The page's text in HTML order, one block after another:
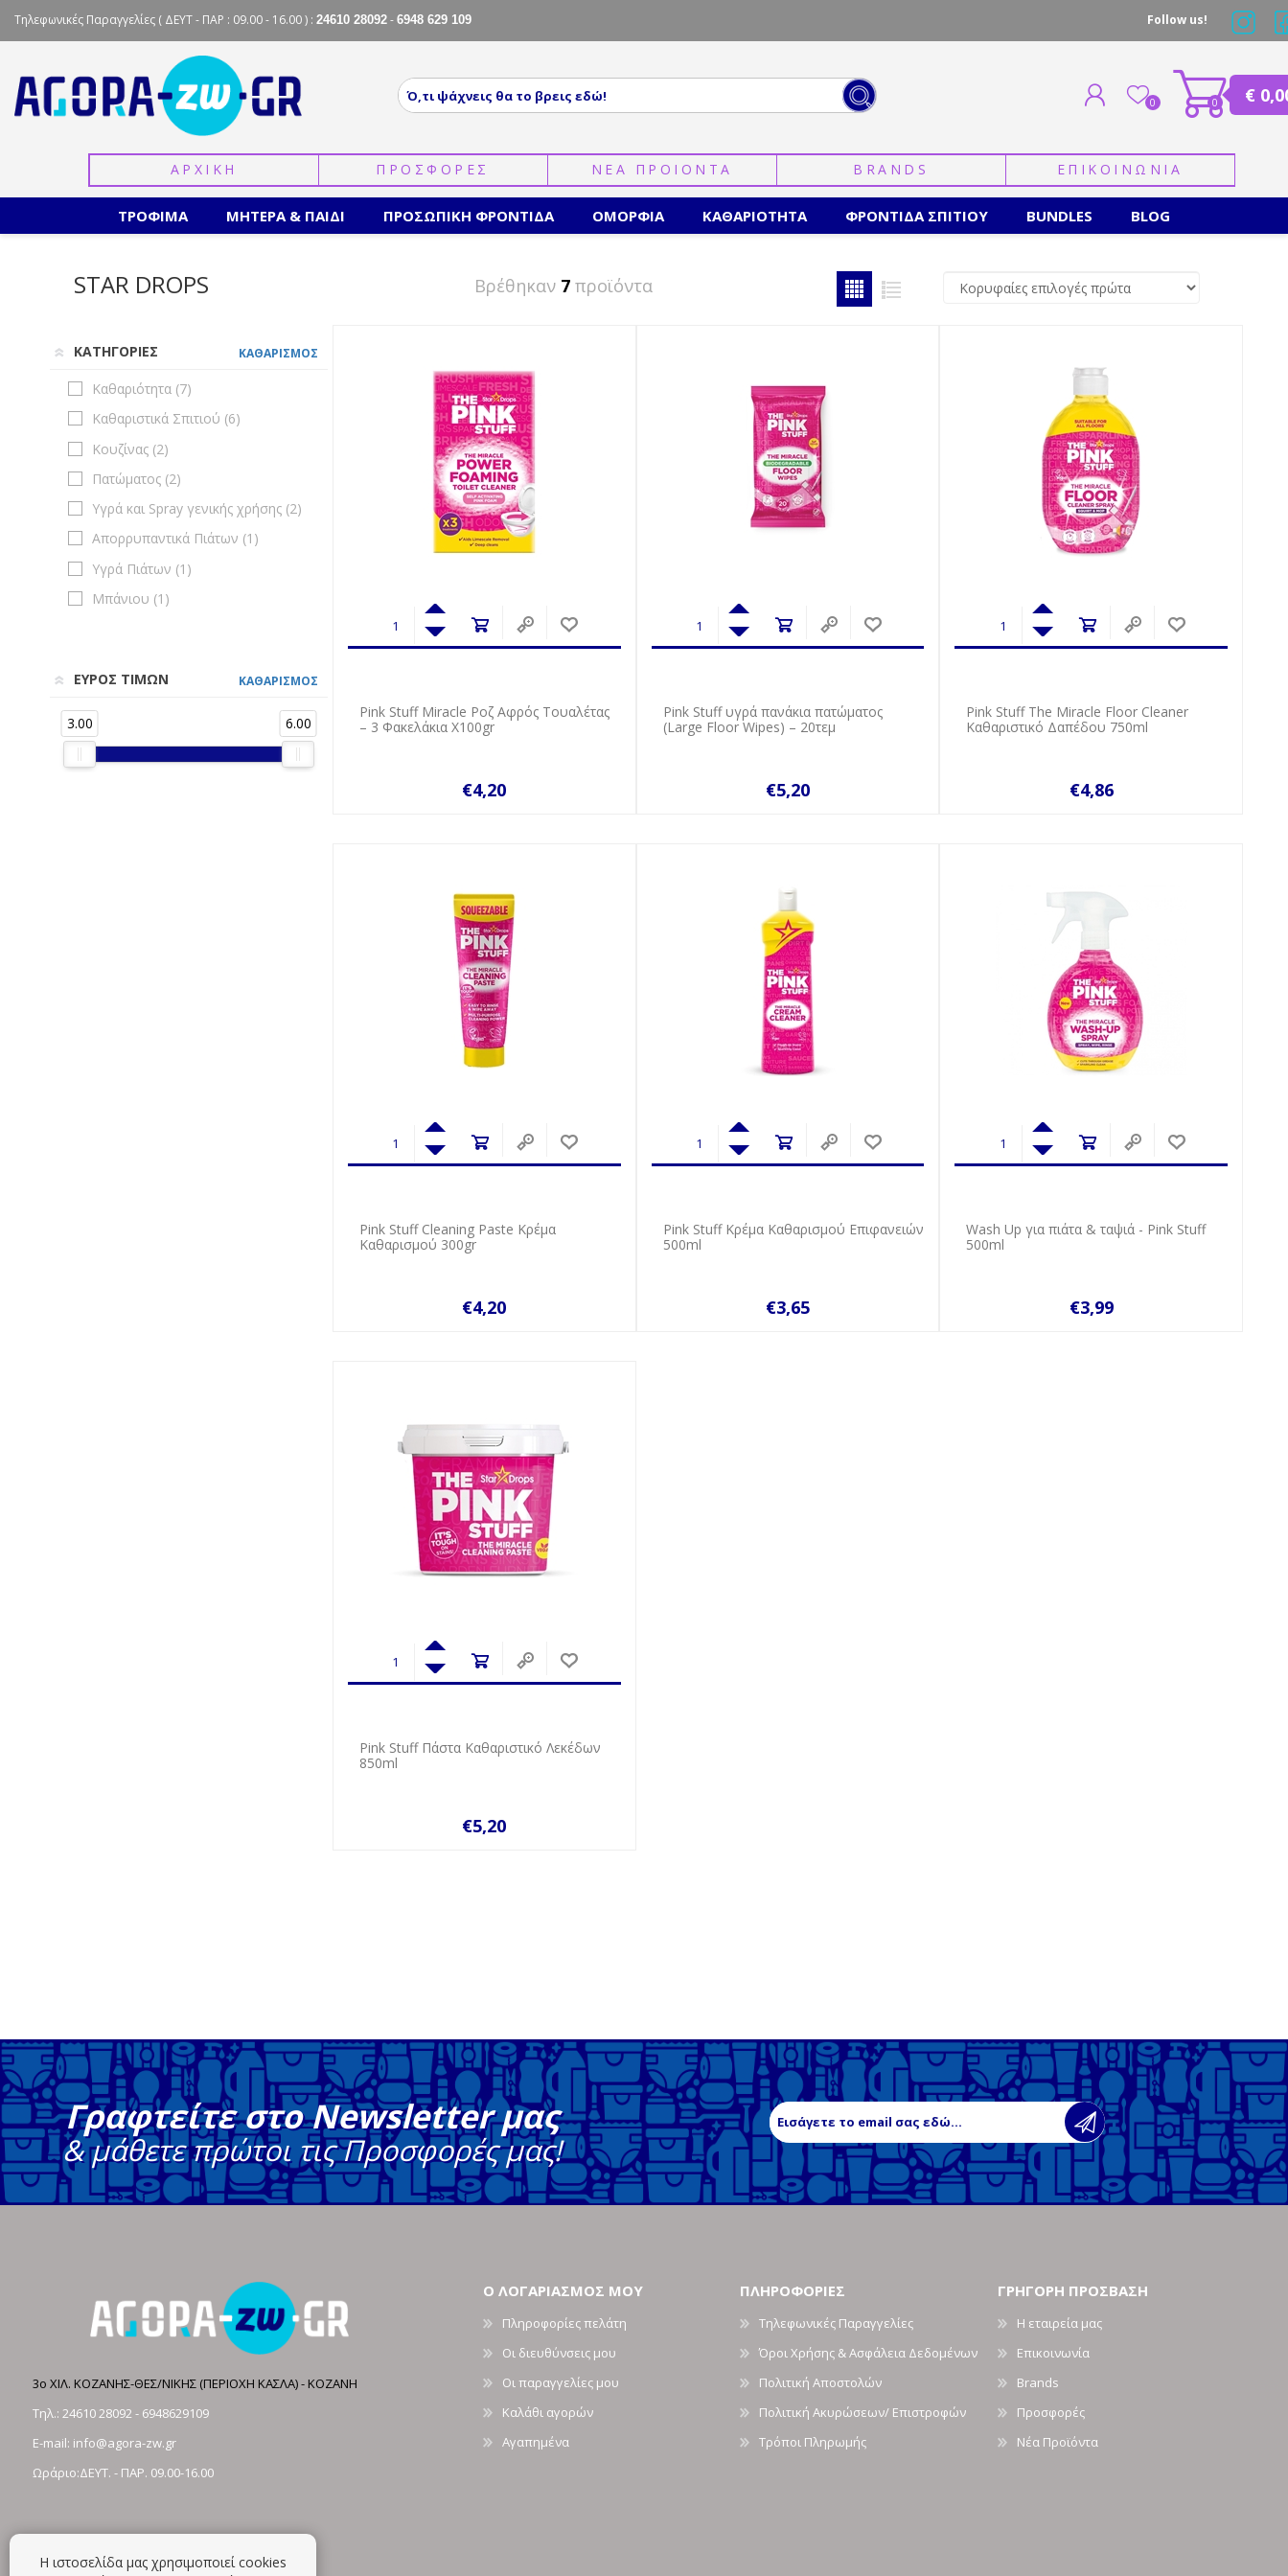
Τηλεφωνικές Παραγγελίες ( ΔΕΥΤ - ΠΑΡ : 09.00 - 16.00 ) : 24610 28092 - 6948 629 109 Follow us!
ΣΥΝΔΕΣΗ
0 €
0
ΑΡΧΙΚΗ ΠΡΟΣΦΟΡΕΣ ΝΕΑ ΠΡΟΙΟΝΤΑ BRANDS ΕΠΙΚΟΙΝΩΝΙΑ
ΤΡΟΦΙΜΑ ΜΗΤΕΡΑ & ΠΑΙΔΙ ΠΡΟΣΩΠΙΚΗ ΦΡΟΝΤΙΔΑ ΟΜΟΡΦΙΑ ΚΑΘΑΡΙΟΤΗΤΑ ΦΡΟΝΤΙΔΑ ΣΠΙΤΙΟΥ BUNDLES BLOG
STAR DROPS Βρέθηκαν 7 προϊόντα
ΚΑΤΗΓΟΡΙΕΣ ΚΑΘΑΡΙΣΜΟΣ
Καθαριότητα (7)
Καθαριστικά Σπιτιού (6)
Κουζίνας (2)
Πατώματος (2)
Υγρά και Spray γενικής χρήσης (2)
Απορρυπαντικά Πιάτων (1 )
Υγρά Πιάτων (1 )
Μπάνιου (1 )
ΕΥΡΟΣ ΤΙΜΩΝ ΚΑΘΑΡΙΣΜΟΣ
3.00 6.00
Pink Stuff Miracle Ροζ Αφρός Τουαλέτας
– 3 Φακελάκια X100gr
€4,20
Pink Stuff υγρά πανάκια πατώματος
(Large Floor Wipes) – 20τεμ
€5,20
Pink Stuff The Miracle Floor Cleaner
Καθαριστικό Δαπέδου 750ml
€4,86
Pink Stuff Cleaning Paste Κρέμα
Καθαρισμού 300gr
€4,20
Pink Stuff Κρέμα Καθαρισμού Επιφανειών
500ml
€3,65
Wash Up για πιάτα & ταψιά - Pink Stuff
500ml
€3,99
Pink Stuff Πάστα Καθαριστικό Λεκέδων
850ml
€5,20
Γραφτείτε στο Newsletter μας
& μάθετε πρώτοι τις Προσφορές μας!
3ο ΧΙΛ. ΚΟΖΑΝΗΣ-ΘΕΣ/ΝΙΚΗΣ (ΠΕΡΙΟΧΗ ΚΑΣΛΑ) - ΚΟΖΑΝΗ
Τηλ.: 24610 28092- 6948629109
E-mail: info@agora-zw.gr
Ωράριο:ΔΕΥΤ. - ΠΑΡ. 09.00-16.00
Ο ΛΟΓΑΡΙΑΣΜΟΣ ΜΟΥ
Πληροφορίες πελάτη
Οι διευθύνσεις μου
Οι παραγγελίες μου
Καλάθι αγορών
Αγαπημένα
ΠΛΗΡΟΦΟΡΙΕΣ
Τηλεφωνικές Παραγγελίες
Όροι Χρήσης & Ασφάλεια Δεδομένων
Πολιτική Αποστολών
Πολιτική Ακυρώσεων/ Επιστροφών
Τρόποι Πληρωμής
ΓΡΗΓΟΡΗ ΠΡΟΣΒΑΣΗ
Η εταιρεία μας
Επικοινωνία
Brands
Προσφορές
Νέα Προϊόντα
Η ιστοσελίδα μας χρησιμοποιεί cookies